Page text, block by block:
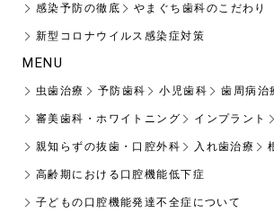
感染予防の徹底 やまぐち歯科のこだわり
新型コロナウイルス感染症対策
MENU
虫歯治療 予防歯科 小児歯科 歯周病治
審美歯科・ホワイトニング インプラント
親知らずの抜歯・口腔外科 入れ歯治療
高齢期における口腔機能低下症
子どもの口腔機能発達不全症について